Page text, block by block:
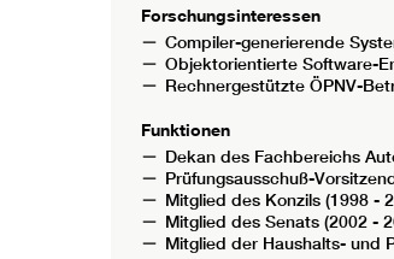
Forschungsinteressen
Compiler-generierende
Objektorientierte Software-
Rechnergestützte ÖPNV-
Funktionen
Dekan des Fachbereichs
Prüfungsausschuß-
Mitglied des Konzils (1998 -
Mitglied des Senats (2002 -
Mitglied der Haushalts- und